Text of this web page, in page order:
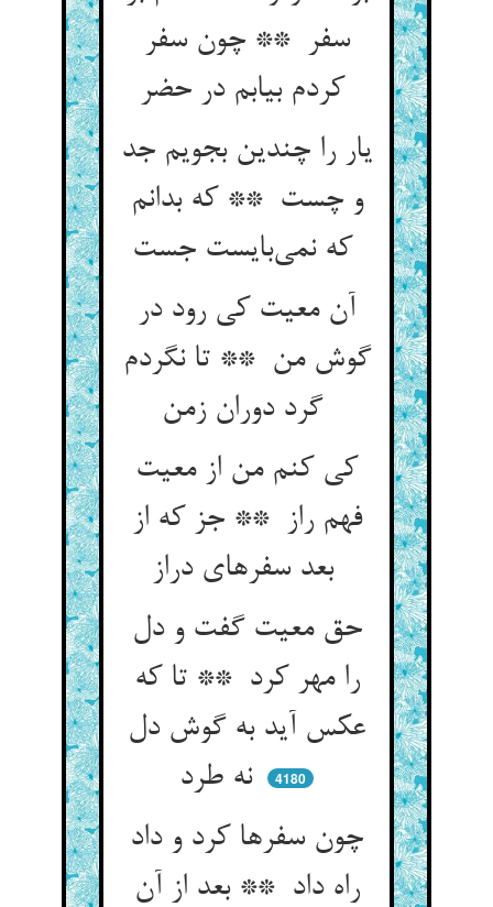
سفر ** چون سفر
یار را چندین بجویم جد
و چست ** که بدانم
آن معیت کی رود در
گوش من ** تا نگردم
گرد دوران زمن
کی کنم من از معیت
فهم راز ** جز که از
بعد سفرهای دراز
حق معیت گفت و دل
را مهر کرد ** تا که
عکس آید به گوش دل
نه طرد
4180
چون سفرها کرد و داد
راه داد ** بعد از آن